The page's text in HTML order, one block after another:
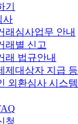
기
사
래심사업무 안내
래별 신고
래 법규안내
제대상자 지급
외환심사 시스템
청